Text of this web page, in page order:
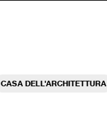
CASA DELL'ARCHITETTURA